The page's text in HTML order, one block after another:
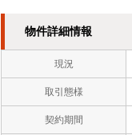
物件詳細情報
現況
取引態様
契約期間